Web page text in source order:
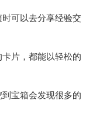
时可以去分享经验交
片，都能以轻松的
宝箱会发现很多的